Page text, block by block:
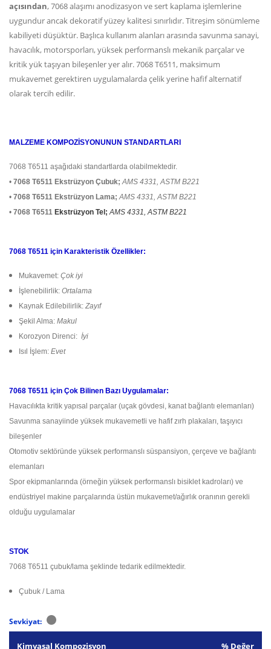
açısından, 7068 alaşımı anodizasyon ve sert kaplama işlemlerine
uygundur ancak dekoratif yüzey kalitesi sınırlıdır. Titreşim sönümleme
kabiliyeti düşüktür. Başlıca kullanım alanları arasında savunma sanayi,
havacılık, motorsporları, yüksek performanslı mekanik parçalar ve
kritik yük taşıyan bileşenler yer alır. 7068 T6511, maksimum
mukavemet gerektiren uygulamalarda çelik yerine hafif alternatif
olarak tercih edilir.
MALZEME KOMPOZİSYONUNUN STANDARTLARI
7068 T6511 aşağıdaki standartlarda olabilmektedir.
• 7068 T6511 Ekstrüzyon Çubuk;AMS 4331, ASTM B221
• 7068 T6511 Ekstrüzyon Lama;AMS 4331, ASTM B221
• 7068 T6511 Ekstrüzyon Tel;AMS 4331, ASTM B221
7068 T6511 için Karakteristik Özellikler:
Mukavemet: Çok iyi
İşlenebilirlik: Ortalama
Kaynak Edilebilirlik: Zayıf
Şekil Alma: Makul
Korozyon Direnci: İyi
Isıl İşlem: Evet
7068 T6511 için Çok Bilinen Bazı Uygulamalar:
Havacılıkta kritik yapısal parçalar (uçak gövdesi, kanat bağlantı elemanları)
Savunma sanayiinde yüksek mukavemetli ve hafif zırh plakaları, taşıyıcı
bileşenler
Otomotiv sektöründe yüksek performanslı süspansiyon, çerçeve ve bağlantı
elemanları
Spor ekipmanlarında (örneğin yüksek performanslı bisiklet kadroları) ve
endüstriyel makine parçalarında üstün mukavemet/ağırlık oranının gerekli
olduğu uygulamalar
STOK
7068 T6511 çubuk/lama şeklinde tedarik edilmektedir.
Çubuk / Lama
Sevkiyat:
Kimyasal Kompozisyon % Değer